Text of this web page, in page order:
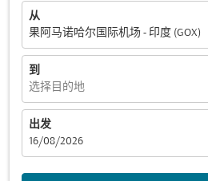
从
果阿马诺哈尔国际机场 - 印度 (GOX)
到
选择目的地
出发
fc-booking-departure-date-aria-label
16/08/2026